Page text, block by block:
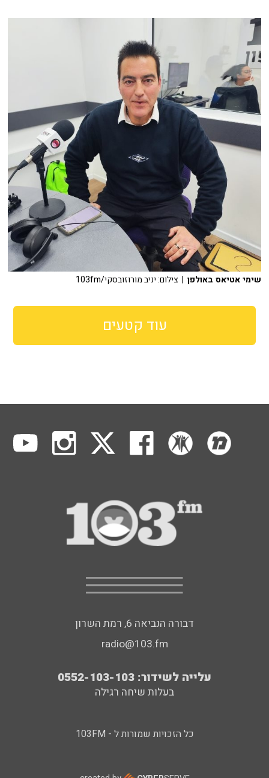
שימי אטיאס באולפן | צילום: יניב מורוזובסקי/103fm
עוד קטעים
דבורה הנביאה 6, רמת השרון
radio@103.fm
עלייה לשידור: 0552-103-103
בעלות שיחה רגילה
כל הזכויות שמורות ל - 103FM